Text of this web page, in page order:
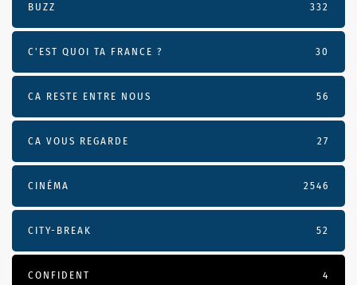
BUZZ 332
C'EST QUOI TA FRANCE ? 30
CA RESTE ENTRE NOUS 56
CA VOUS REGARDE 27
CINÉMA 2546
CITY-BREAK 52
CONFIDENT 4